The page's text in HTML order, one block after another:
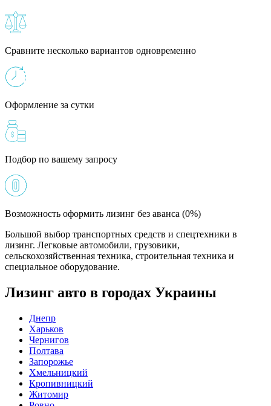
Сравните несколько вариантов одновременно
Оформление за сутки
Подбор по вашему запросу
Возможность оформить лизинг без аванса (0%)
Большой выбор транспортных средств и спецтехники в
лизинг. Легковые автомобили, грузовики,
сельскохозяйственная техника, строительная техника и
специальное оборудование.
Лизинг авто в городах Украины
Днепр
Харьков
Чернигов
Полтава
Запорожье
Хмельницкий
Кропивницкий
Житомир